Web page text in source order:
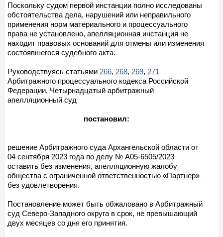
Поскольку судом первой инстанции полно исследованы
обстоятельства дела, нарушений или неправильного
применения норм материального и процессуального
права не установлено, апелляционная инстанция не
находит правовых оснований для отмены или изменения
состоявшегося судебного акта.
Руководствуясь статьями 266, 268, 269, 271
Арбитражного процессуального кодекса Российской
Федерации, Четырнадцатый арбитражный
апелляционный суд
постановил:
решение Арбитражного суда Архангельской области от
04 сентября 2023 года по делу № А05-6505/2023
оставить без изменения, апелляционную жалобу
общества с ограниченной ответственностью «Партнер» –
без удовлетворения.
Постановление может быть обжаловано в Арбитражный
суд Северо-Западного округа в срок, не превышающий
двух месяцев со дня его принятия.